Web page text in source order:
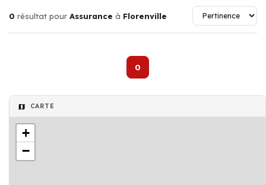
0 résultat pour Assurance à Florenville
0
CARTE
+
−